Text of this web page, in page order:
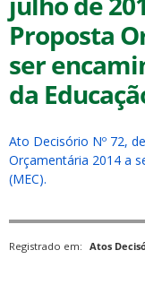
Proposta
ser
da
Ato Decisório Nº 72,
Orçamentária 2014 a
(MEC).
Registrado em: Atos